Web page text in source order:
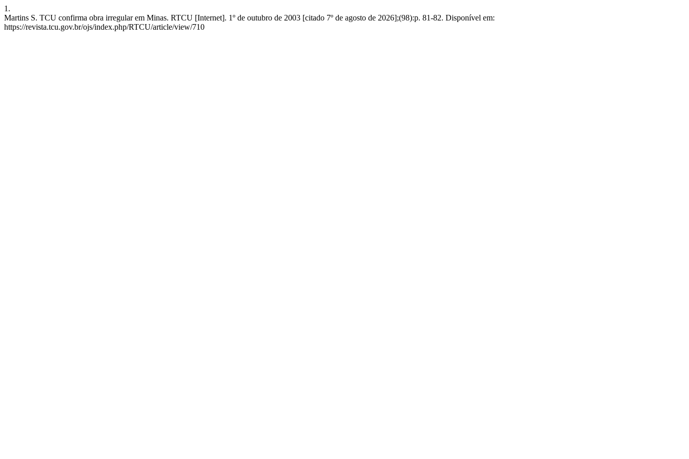
1.
Martins S. TCU confirma obra irregular em Minas. RTCU [Internet]. 1º de outubro de 2003 [citado 7º de agosto de 2026];(98):p. 81-82. Disponível em:
https://revista.tcu.gov.br/ojs/index.php/RTCU/article/view/710